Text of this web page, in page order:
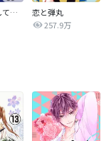
パパ、浮気してるよ？娘と二人でクズ夫を捨てます【分冊版】
恋と弾丸
257.9万